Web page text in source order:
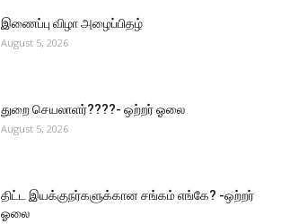
இணைப்பு விழா அழைப்பிதழ்
August 5, 2026
துறை செயலாளர்????- ஒற்றர் ஓலை
August 5, 2026
திட்ட இயக்குநர்களுக்கான சங்கம் எங்கே? -ஒற்றர்
ஓலை